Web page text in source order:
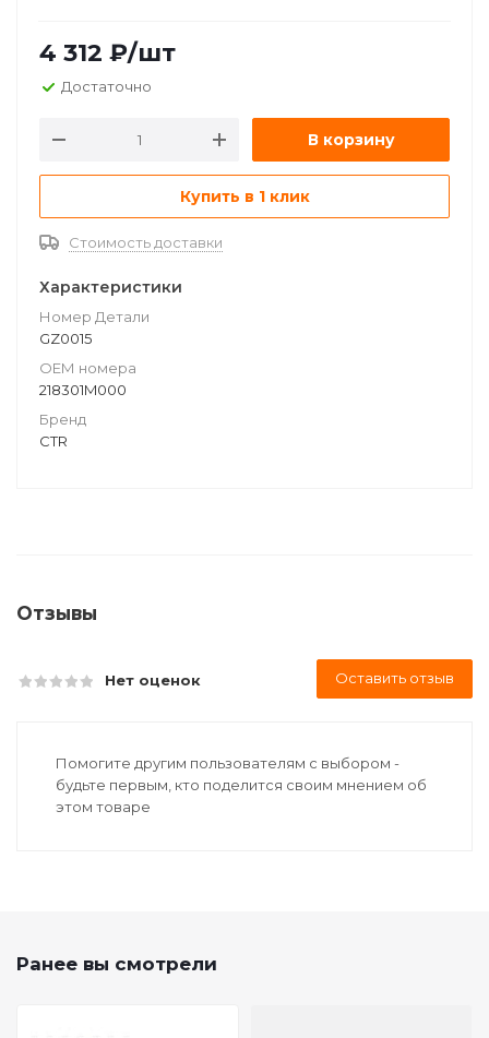
4 312 ₽/шт
Достаточно
В корзину
Купить в 1 клик
Стоимость доставки
Характеристики
Номер Детали
GZ0015
ОЕМ номера
218301M000
Бренд
CTR
Отзывы
Нет оценок Оставить отзыв
Помогите другим пользователям с выбором -
будьте первым, кто поделится своим мнением об
этом товаре
Ранее вы смотрели